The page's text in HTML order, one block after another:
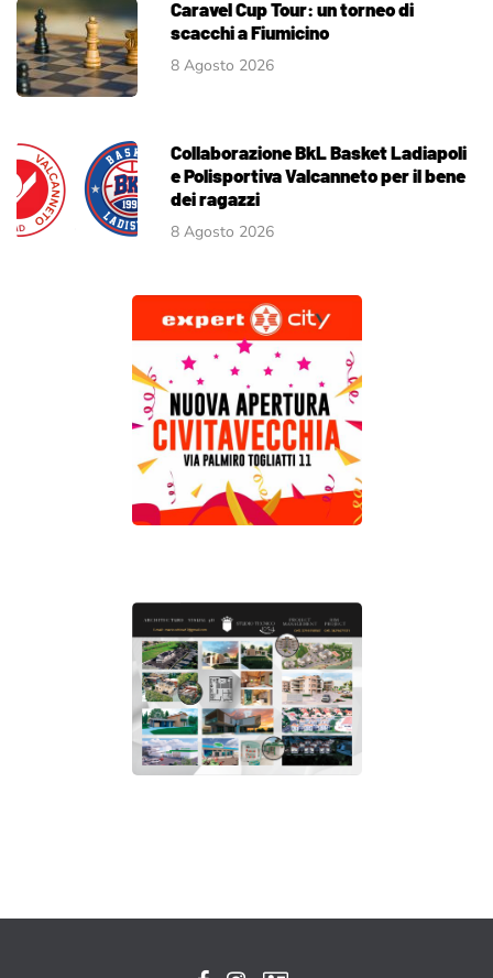
Caravel Cup Tour: un torneo di
scacchi a Fiumicino
8 Agosto 2026
Collaborazione BkL Basket Ladiapoli
e Polisportiva Valcanneto per il bene
dei ragazzi
8 Agosto 2026